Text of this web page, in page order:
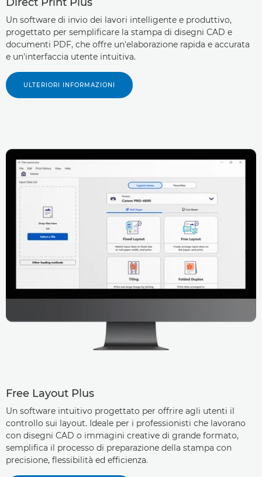
Un software di invio dei lavori intelligente e produttivo,
progettato per semplificare la stampa di disegni CAD e
documenti PDF, che offre un'elaborazione rapida e accurata
e un'interfaccia utente intuitiva.
ULTERIORI INFORMAZIONI
Free Layout Plus
Un software intuitivo progettato per offrire agli utenti il
controllo sui layout. Ideale per i professionisti che lavorano
con disegni CAD o immagini creative di grande formato,
semplifica il processo di preparazione della stampa con
precisione, flessibilità ed efficienza.